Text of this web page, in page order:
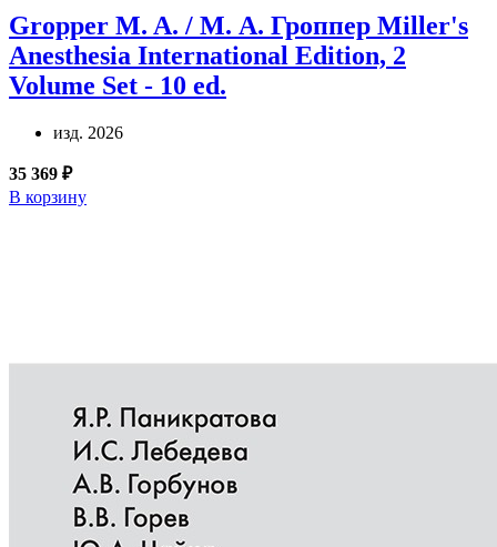
Gropper M. A. / М. А. Гроппер Miller's
Anesthesia International Edition, 2
Volume Set - 10 ed.
изд. 2026
35 369 ₽
В корзину